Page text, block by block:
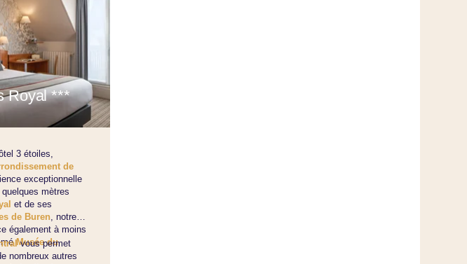
architecture.
Royal ***
3 étoiles,
de
exceptionnelle
mètres
et de ses
de Buren , notre
également à moins
Musée du
vous permet
nombreux autres